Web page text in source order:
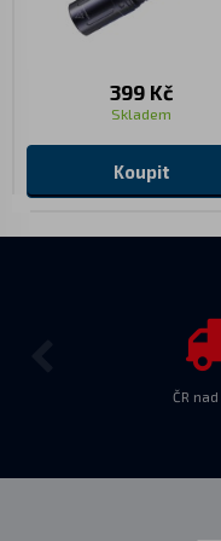
399 Kč
Skladem
Koupit
ČR nad